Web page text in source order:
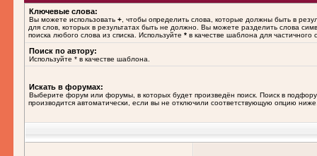
Ключевые слова:
Вы можете использовать + , чтобы определить слова, которые должны быть в
для слов, которых в результатах быть не должно. Вы можете разделить слова
поиска любого слова из списка. Используйте * в качестве шаблона для частичного
Поиск по автору:
Используйте * в качестве шаблона.
Искать в форумах:
Выберите форум или форумы, в которых будет произведён поиск. Поиск в
производится автоматически, если вы не отключили соответствующую опцию